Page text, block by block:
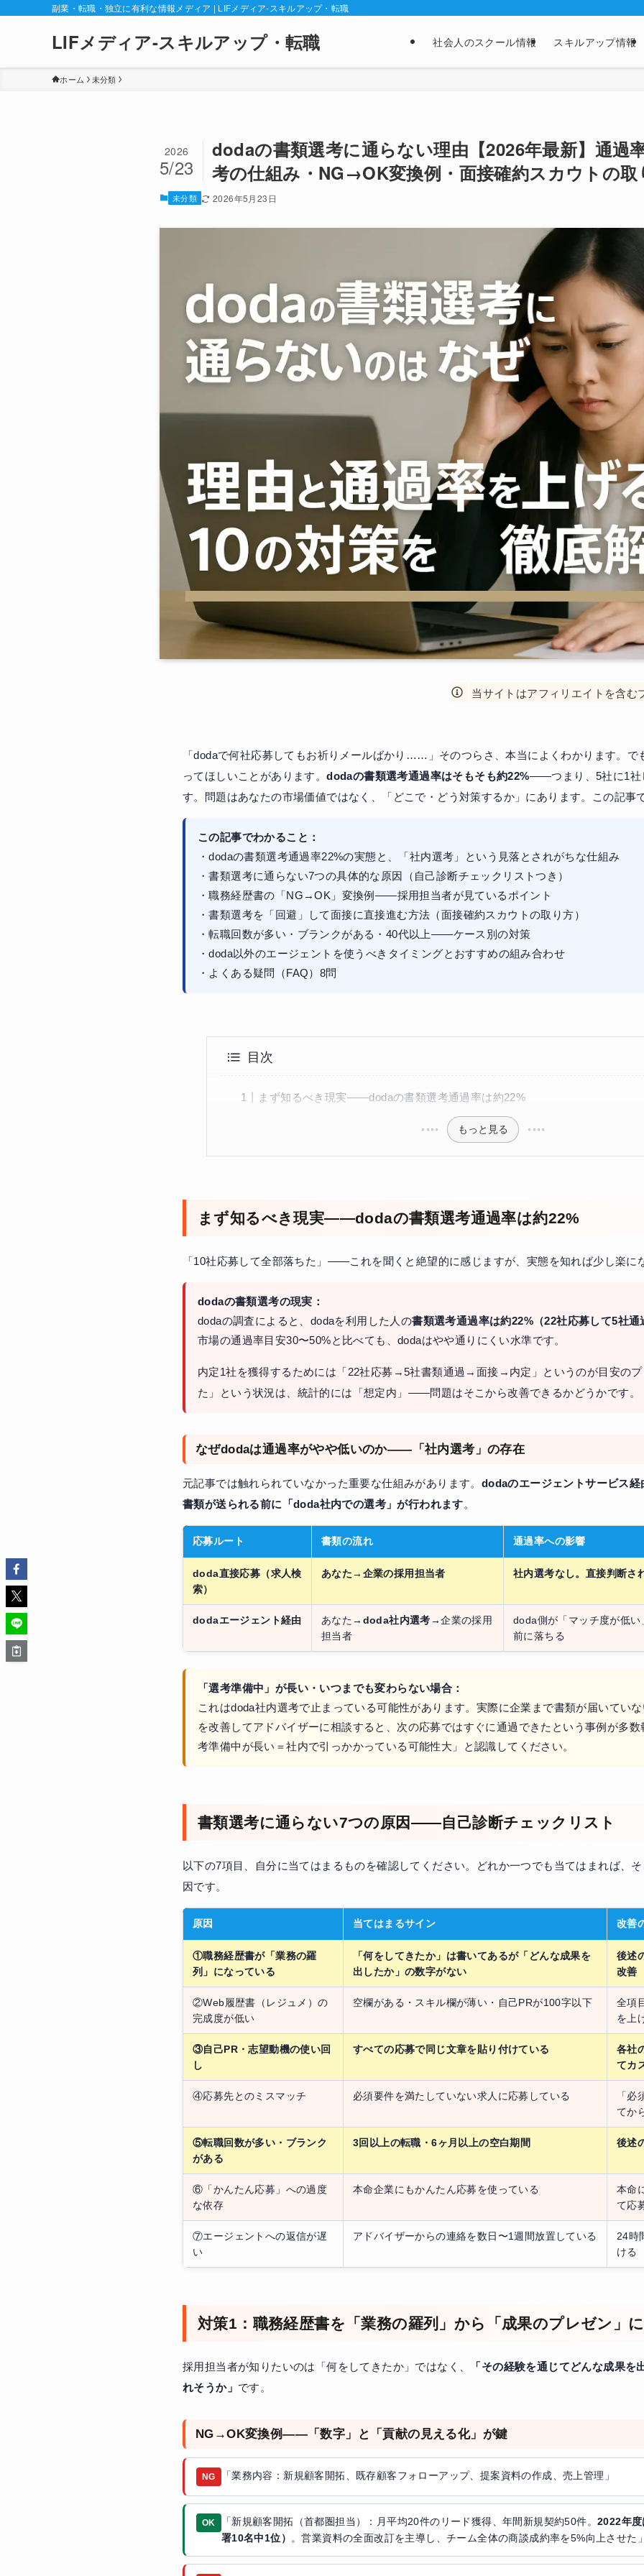
副業・転職・独立に有利な情報メディア | LIFメディア-スキルアップ・転職
LIFメディア-スキルアップ・転職 社会人のスクール情報 スキルアップ情報
ホーム 未分類
dodaの書類選考に通らない理由【2026年最新】通過
考の仕組み・NG→OK変換例・面接確約スカウトの取
2026
5/23
未分類 2026年5月23日
当サイトはアフィリエイトを含む
「dodaで何社応募してもお祈りメールばかり……」そのつらさ、本当によくわかります。で
ってほしいことがあります。dodaの書類選考通過率はそもそも約22%——つまり、5社に1社
す。問題はあなたの市場価値ではなく、「どこで・どう対策するか」にあります。この記事
この記事でわかること：
・dodaの書類選考通過率22%の実態と、「社内選考」という見落とされがちな仕組み
・書類選考に通らない7つの具体的な原因（自己診断チェックリストつき）
・職務経歴書の「NG→OK」変換例——採用担当者が見ているポイント
・書類選考を「回避」して面接に直接進む方法（面接確約スカウトの取り方）
・転職回数が多い・ブランクがある・40代以上——ケース別の対策
・doda以外のエージェントを使うべきタイミングとおすすめの組み合わせ
・よくある疑問（FAQ）8問
目次
まず知るべき現実——dodaの書類選考通過率は約22%
もっと見る
まず知るべき現実——dodaの書類選考通過率は約22%
「10社応募して全部落ちた」——これを聞くと絶望的に感じますが、実態を知れば少し楽に
dodaの書類選考の現実：
dodaの調査によると、dodaを利用した人の書類選考通過率は約22%（22社応募して5社通
市場の通過率目安30〜50%と比べても、dodaはやや通りにくい水準です。
内定1社を獲得するためには「22社応募→5社書類通過→面接→内定」というのが目安のプ
た」という状況は、統計的には「想定内」——問題はそこから改善できるかどうかです。
なぜdodaは通過率がやや低いのか——「社内選考」の存在
元記事では触れられていなかった重要な仕組みがあります。 dodaのエージェントサービス
書類が送られる前に「doda社内での選考」が行われます。
応募ルート 書類の流れ 通過率への影響
doda直接応募（求人検
索）
あなた→企業の採用担当者 社内選考なし。直接判断さ
dodaエージェント経由 あなた→ doda社内選考→企業の採用
担当者
doda側が「マッチ度が低い
前に落ちる
「選考準備中」が長い・いつまでも変わらない場合：
これはdoda社内選考で止まっている可能性があります。実際に企業まで書類が届いてい
を改善してアドバイザーに相談すると、次の応募ではすぐに通過できたという事例が多
考準備中が長い＝社内で引っかかっている可能性大」と認識してください。
書類選考に通らない7つの原因——自己診断チェックリスト
以下の7項目、自分に当てはまるものを確認してください。どれか一つでも当てはまれば、
因です。
原因 当てはまるサイン 改善
①職務経歴書が「業務の羅
列」になっている
「何をしてきたか」は書いてあるが「どんな成果を
出したか」の数字がない
後述
改善
②Web履歴書（レジュメ）の
完成度が低い
空欄がある・スキル欄が薄い・自己PRが100字以下
全項
を上
③自己PR・志望動機の使い回
し
すべての応募で同じ文章を貼り付けている
各社
てカ
④応募先とのミスマッチ 必須要件を満たしていない求人に応募している
「
てか
⑤転職回数が多い・ブランク
がある
3回以上の転職・6ヶ月以上の空白期間 後述
⑥「かんたん応募」への過度
な依存
本命企業にもかんたん応募を使っている
本命
て応
⑦エージェントへの返信が遅
い
アドバイザーからの連絡を数日〜1週間放置している
24時
ける
対策1：職務経歴書を「業務の羅列」から「成果のプレゼン」
採用担当者が知りたいのは「何をしてきたか」ではなく、
「その経験を通じてどんな成果を
れそうか」 です。
NG→OK変換例——「数字」と「貢献の見える化」が鍵
NG 「業務内容：新規顧客開拓、既存顧客フォローアップ、提案資料の作成、売上管理」
OK 「新規顧客開拓（首都圏担当）：月平均20件のリード獲得、年間新規契約50件。2022年
署10名中1位）
。営業資料の全面改訂を主導し、チーム全体の商談成約率を5%向上させた」